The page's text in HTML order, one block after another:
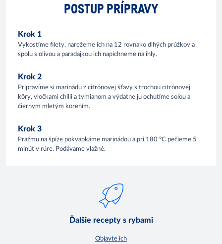
POSTUP PRÍPRAVY
Krok 1
Vykostíme filety, narežeme ich na 12 rovnako dlhých prúžkov a
spolu s olivou a paradajkou ich napichneme na ihly.
Krok 2
Pripravíme si marinádu z citrónovej šťavy s trochou citrónovej
kôry, vločkami chilli a tymianom a výdatne ju ochutíme soľou a
čiernym mletým korením.
Krok 3
Pražmu na špíze pokvapkáme marinádou a pri 180 °C pečieme 5
minút v rúre. Podávame vlažné.
Ďalšie recepty s rybami
Objavte ich